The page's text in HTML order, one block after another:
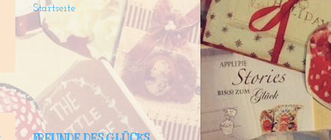
Startseite